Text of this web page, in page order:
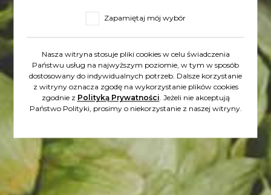
wyraźnie chlebowy,
żytni, przyprawowo-
goździkowy, z
delikatną nutą
bananów. Treściwe, z
delikatną goryczką,
Zapamiętaj mój wybór
Nasza witryna stosuje pliki cookies w celu świadczenia
Państwu usług na najwyższym poziomie, w tym w sposób
dostosowany do indywidualnych potrzeb. Dalsze korzystanie
z witryny oznacza zgodę na wykorzystanie plików cookies
zgodnie z Polityką Prywatności. Jeżeli nie akceptują
Państwo Polityki, prosimy o niekorzystanie z naszej witryny.